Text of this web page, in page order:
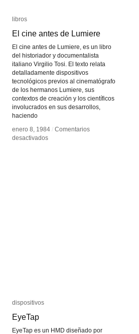
libros
El cine antes de Lumiere
El cine antes de Lumiere, es un libro
del historiador y documentalista
italiano Virgilio Tosi. El texto relata
detalladamente dispositivos
tecnológicos previos al cinematógrafo
de los hermanos Lumiere, sus
contextos de creación y los científicos
involucrados en sus desarrollos,
haciendo
enero 8, 1984 / Comentarios
desactivadosen
libros
El cine antes de Lumiere
enero 8, 1984 / Comentarios
desactivadosen
dispositivos
EyeTap
EyeTap es un HMD diseñado por
dispositivos
EyeTap